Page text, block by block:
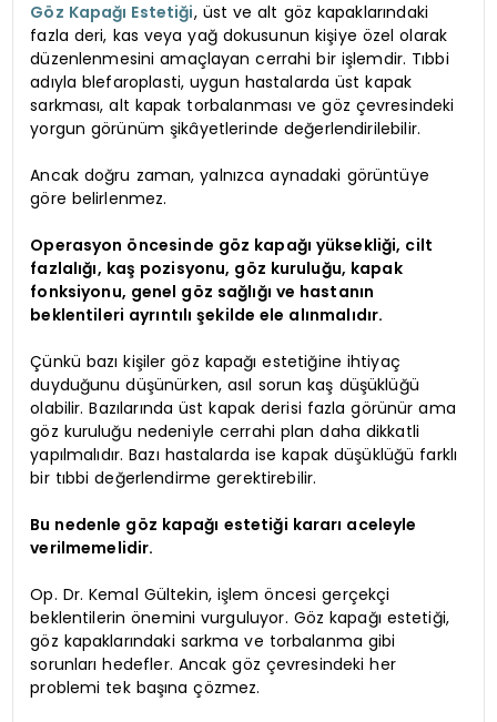
Göz Kapağı Estetiği, üst ve alt göz kapaklarındaki
fazla deri, kas veya yağ dokusunun kişiye özel olarak
düzenlenmesini amaçlayan cerrahi bir işlemdir. Tıbbi
adıyla blefaroplasti, uygun hastalarda üst kapak
sarkması, alt kapak torbalanması ve göz çevresindeki
yorgun görünüm şikâyetlerinde değerlendirilebilir.
Ancak doğru zaman, yalnızca aynadaki görüntüye
göre belirlenmez.
Operasyon öncesinde göz kapağı yüksekliği, cilt
fazlalığı, kaş pozisyonu, göz kuruluğu, kapak
fonksiyonu, genel göz sağlığı ve hastanın
beklentileri ayrıntılı şekilde ele alınmalıdır.
Çünkü bazı kişiler göz kapağı estetiğine ihtiyaç
duyduğunu düşünürken, asıl sorun kaş düşüklüğü
olabilir. Bazılarında üst kapak derisi fazla görünür ama
göz kuruluğu nedeniyle cerrahi plan daha dikkatli
yapılmalıdır. Bazı hastalarda ise kapak düşüklüğü farklı
bir tıbbi değerlendirme gerektirebilir.
Bu nedenle göz kapağı estetiği kararı aceleyle
verilmemelidir.
Op. Dr. Kemal Gültekin, işlem öncesi gerçekçi
beklentilerin önemini vurguluyor. Göz kapağı estetiği,
göz kapaklarındaki sarkma ve torbalanma gibi
sorunları hedefler. Ancak göz çevresindeki her
problemi tek başına çözmez.